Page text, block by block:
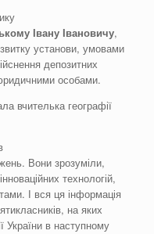
ому Івану Івановичу,
установи, умовами
депозитних
особами.
вчителька географії
Вони зрозуміли,
технологій,
І вся ця інформація
на яких
України в наступному